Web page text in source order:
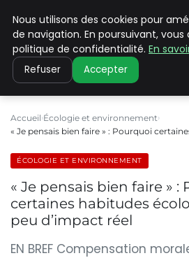
CLIMATE C
Accueil Écologie et environnement
« Je pensais bien faire » : Pourquoi
ÉCOLOGIE ET ENVIRONNEMENT
« Je pensais bien faire » :
certaines habitudes
peu d’impact réel
EN BREF Compensation
Nous utilisons des cookies pour
de navigation. En poursuivant,
politique de confidentialité. En
Refuser Accepter